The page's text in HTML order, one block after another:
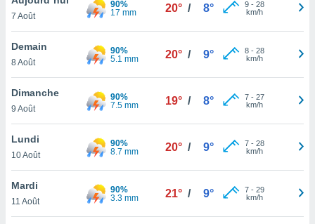
et
»,
au
vous
qu'ils
ou
le
ainsi
7 Août
90%
17 mm
20° / 8° 9- 28
km/h
Demain
8 Août
90%
5.1 mm
20° / 9° 8- 28
km/h
Dimanche
9 Août
90%
7.5 mm
19° / 8° 7- 27
km/h
Lundi
10 Août
90%
8.7 mm
20° / 9° 7- 28
km/h
Mardi
11 Août
90%
3.3 mm
21° / 9° 7- 29
km/h